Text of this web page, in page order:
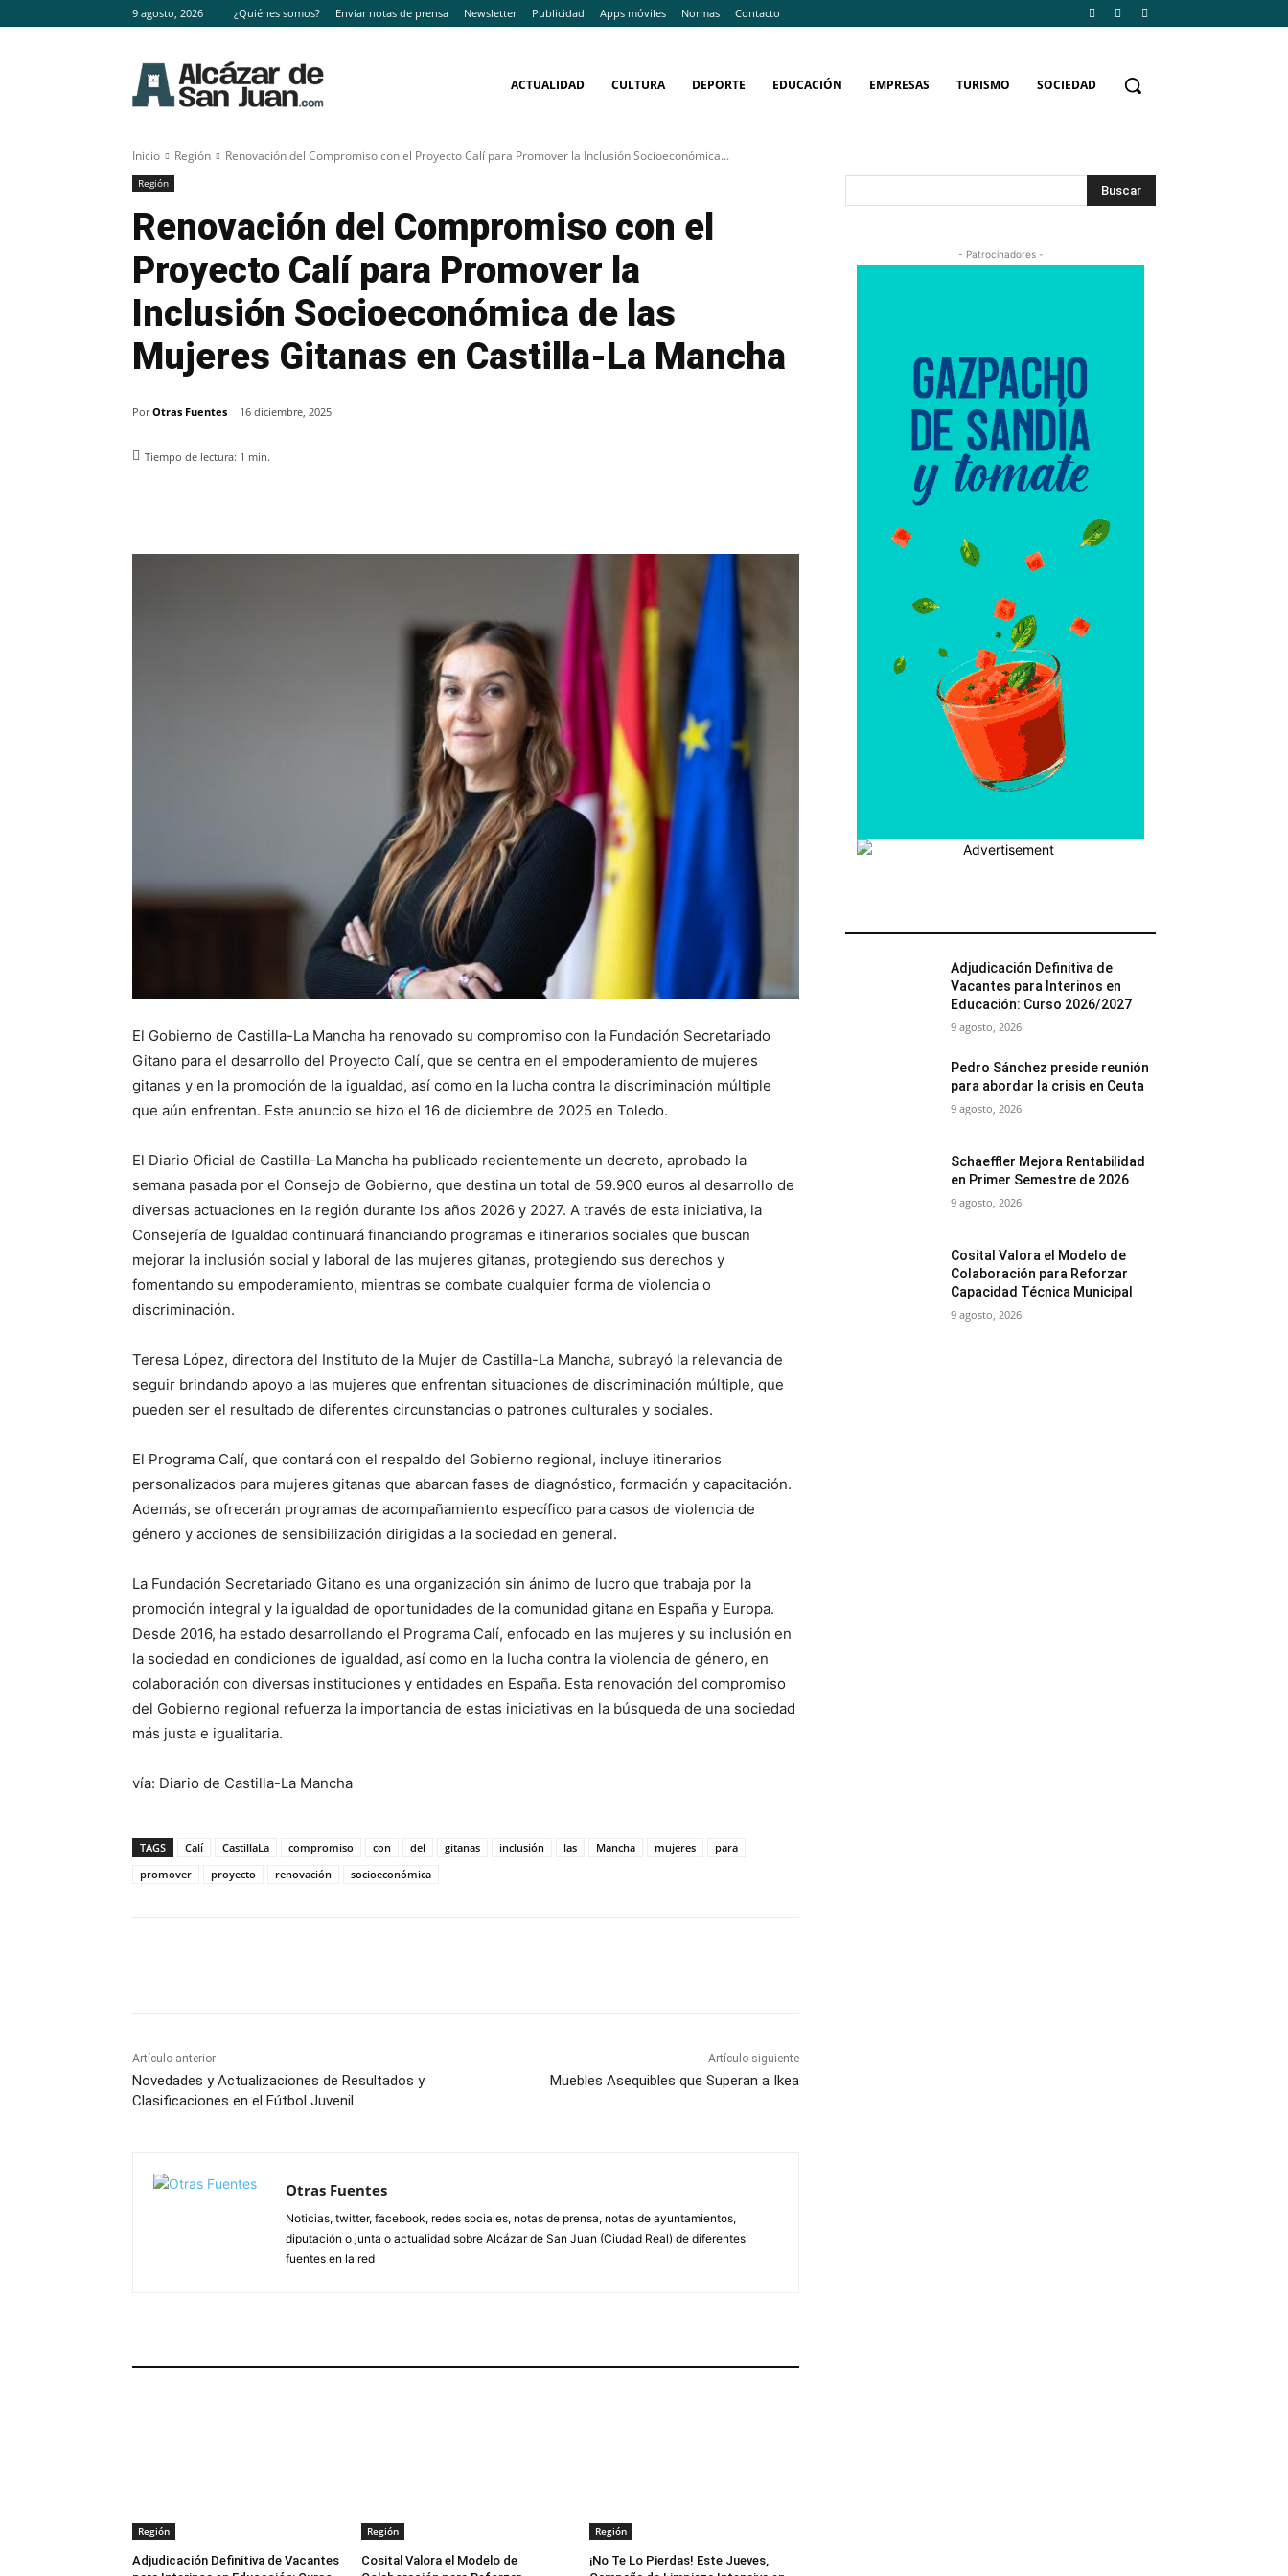
9 agosto, 2026 ¿Quiénes somos? Enviar notas de prensa Newsletter Publicidad Apps móviles Normas Contacto
ACTUALIDAD CULTURA DEPORTE EDUCACIÓN EMPRESAS TURISMO SOCIEDAD
Inicio Región Renovación del Compromiso con el Proyecto Calí para Promover la Inclusión Socioeconómica...
Región
Renovación del Compromiso con el
Proyecto Calí para Promover la
Inclusión Socioeconómica de las
Mujeres Gitanas en Castilla-La Mancha
Por Otras Fuentes 16 diciembre, 2025
Tiempo de lectura: 1 min.
El Gobierno de Castilla-La Mancha ha renovado su compromiso con la Fundación Secretariado
Gitano para el desarrollo del Proyecto Calí, que se centra en el empoderamiento de mujeres
gitanas y en la promoción de la igualdad, así como en la lucha contra la discriminación múltiple
que aún enfrentan. Este anuncio se hizo el 16 de diciembre de 2025 en Toledo.
El Diario Oficial de Castilla-La Mancha ha publicado recientemente un decreto, aprobado la
semana pasada por el Consejo de Gobierno, que destina un total de 59.900 euros al desarrollo de
diversas actuaciones en la región durante los años 2026 y 2027. A través de esta iniciativa, la
Consejería de Igualdad continuará financiando programas e itinerarios sociales que buscan
mejorar la inclusión social y laboral de las mujeres gitanas, protegiendo sus derechos y
fomentando su empoderamiento, mientras se combate cualquier forma de violencia o
discriminación.
Teresa López, directora del Instituto de la Mujer de Castilla-La Mancha, subrayó la relevancia de
seguir brindando apoyo a las mujeres que enfrentan situaciones de discriminación múltiple, que
pueden ser el resultado de diferentes circunstancias o patrones culturales y sociales.
El Programa Calí, que contará con el respaldo del Gobierno regional, incluye itinerarios
personalizados para mujeres gitanas que abarcan fases de diagnóstico, formación y capacitación.
Además, se ofrecerán programas de acompañamiento específico para casos de violencia de
género y acciones de sensibilización dirigidas a la sociedad en general.
La Fundación Secretariado Gitano es una organización sin ánimo de lucro que trabaja por la
promoción integral y la igualdad de oportunidades de la comunidad gitana en España y Europa.
Desde 2016, ha estado desarrollando el Programa Calí, enfocado en las mujeres y su inclusión en
la sociedad en condiciones de igualdad, así como en la lucha contra la violencia de género, en
colaboración con diversas instituciones y entidades en España. Esta renovación del compromiso
del Gobierno regional refuerza la importancia de estas iniciativas en la búsqueda de una sociedad
más justa e igualitaria.
vía: Diario de Castilla-La Mancha
TAGS Calí CastillaLa compromiso con del gitanas inclusión las Mancha mujeres
para
promover
proyecto renovación socioeconómica
Artículo anterior
Novedades y Actualizaciones de Resultados y
Clasificaciones en el Fútbol Juvenil
Artículo siguiente
Muebles Asequibles que Superan a Ikea
Otras Fuentes
Noticias, twitter, facebook, redes sociales, notas de prensa, notas de ayuntamientos,
diputación o junta o actualidad sobre Alcázar de San Juan (Ciudad Real) de diferentes
fuentes en la red
Región
Adjudicación Definitiva de Vacantes
Región
Cosital Valora el Modelo de
Región
¡No Te Lo Pierdas! Este Jueves,
Buscar
- Patrocinadores -
Adjudicación Definitiva de
Vacantes para Interinos en
Educación: Curso 2026/2027
9 agosto, 2026
Pedro Sánchez preside reunión
para abordar la crisis en Ceuta
9 agosto, 2026
Schaeffler Mejora Rentabilidad
en Primer Semestre de 2026
9 agosto, 2026
Cosital Valora el Modelo de
Colaboración para Reforzar
Capacidad Técnica Municipal
9 agosto, 2026